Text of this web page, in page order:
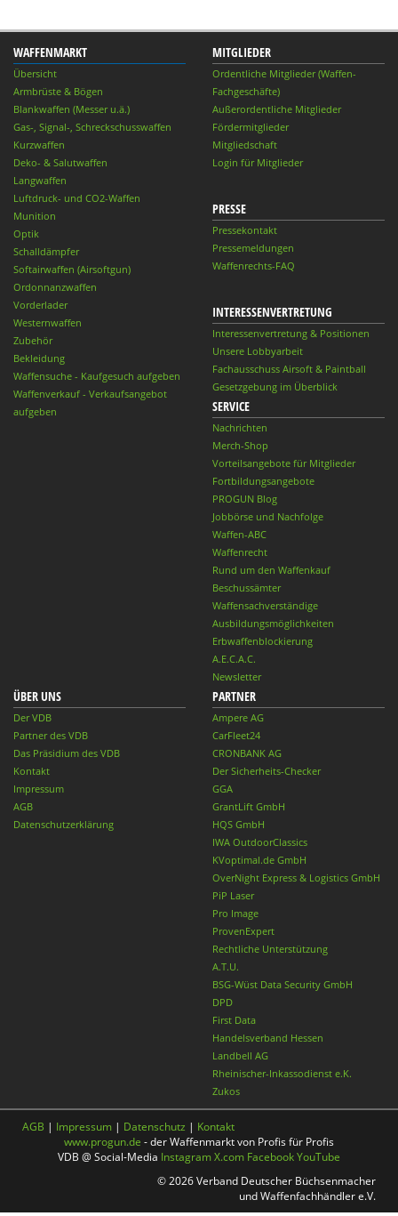
WAFFENMARKT
Übersicht
Armbrüste & Bögen
Blankwaffen (Messer u.ä.)
Gas-, Signal-, Schreckschusswaffen
Kurzwaffen
Deko- & Salutwaffen
Langwaffen
Luftdruck- und CO2-Waffen
Munition
Optik
Schalldämpfer
Softairwaffen (Airsoftgun)
Ordonnanzwaffen
Vorderlader
Westernwaffen
Zubehör
Bekleidung
Waffensuche - Kaufgesuch aufgeben
Waffenverkauf - Verkaufsangebot
aufgeben
MITGLIEDER
Ordentliche Mitglieder (Waffen-
Fachgeschäfte)
Außerordentliche Mitglieder
Fördermitglieder
Mitgliedschaft
Login für Mitglieder
PRESSE
Pressekontakt
Pressemeldungen
Waffenrechts-FAQ
INTERESSENVERTRETUNG
Interessenvertretung & Positionen
Unsere Lobbyarbeit
Fachausschuss Airsoft & Paintball
Gesetzgebung im Überblick
SERVICE
Nachrichten
Merch-Shop
Vorteilsangebote für Mitglieder
Fortbildungsangebote
PROGUN Blog
Jobbörse und Nachfolge
Waffen-ABC
Waffenrecht
Rund um den Waffenkauf
Beschussämter
Waffensachverständige
Ausbildungsmöglichkeiten
Erbwaffenblockierung
A.E.C.A.C.
Newsletter
ÜBER UNS
Der VDB
Partner des VDB
Das Präsidium des VDB
Kontakt
Impressum
AGB
Datenschutzerklärung
PARTNER
Ampere AG
CarFleet24
CRONBANK AG
Der Sicherheits-Checker
GGA
GrantLift GmbH
HQS GmbH
IWA OutdoorClassics
KVoptimal.de GmbH
OverNight Express & Logistics GmbH
PiP Laser
Pro Image
ProvenExpert
Rechtliche Unterstützung
A.T.U.
BSG-Wüst Data Security GmbH
DPD
First Data
Handelsverband Hessen
Landbell AG
Rheinischer-Inkassodienst e.K.
Zukos
AGB | Impressum | Datenschutz | Kontakt
www.progun.de - der Waffenmarkt von Profis für Profis
VDB @ Social-Media InstagramX.com FacebookYouTube
© 2026 Verband Deutscher Büchsenmacher
und Waffenfachhändler e.V.